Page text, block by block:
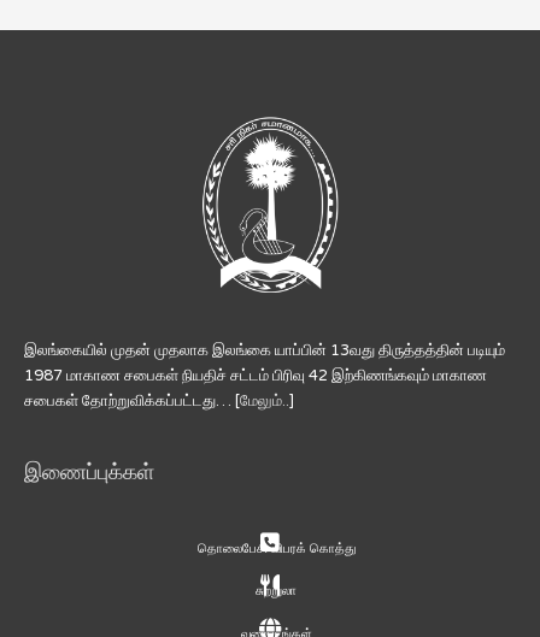
இலங்கையில் முதன் முதலாக இலங்கை யாப்பின் 13வது திருத்தத்தின் படியும்
1987 மாகாண சபைகள் நியதிச் சட்டம் பிரிவு 42 இற்கிணங்கவும் மாகாண
சபைகள் தோற்றுவிக்கப்பட்டது… [மேலும்..]
இணைப்புக்கள்
தொலைபேசி விபரக் கொத்து
சுற்றுலா